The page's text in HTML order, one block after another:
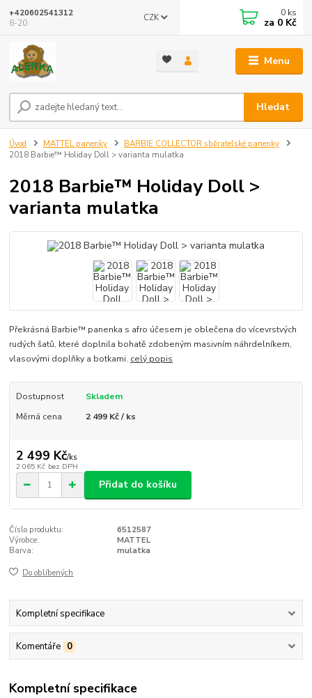
Menu
CZK
Hledat
+420602541312
8-20
0 ks
za 0 Kč
Úvod MATTEL panenky
BARBIE COLLECTOR sběratelské panenky
2018 Barbie™ Holiday Doll > varianta mulatka
2018 Barbie™ Holiday Doll >
varianta mulatka
Překrásná Barbie™ panenka s afro účesem je oblečena do vícevrstvých
rudých šatů, které doplnila bohatě zdobeným masivním náhrdelníkem,
vlasovými doplňky a botkami. celý popis
Dostupnost
Skladem
Měrná cena
2 499 Kč / ks
2 499 Kč/ks
2 065 Kč bez DPH
Přidat do košíku
Číslo produktu:
6512587
Výrobce:
MATTEL
Barva:
mulatka
Do oblíbených
Kompletní specifikace
Komentáře 0
Kompletní specifikace